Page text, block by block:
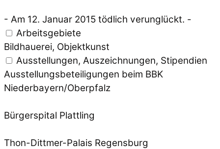
- Am 12. Januar 2015 tödlich verunglückt. -
Arbeitsgebiete
Bildhauerei, Objektkunst
Ausstellungen, Auszeichnungen, Stipendien
Ausstellungsbeteiligungen beim BBK
Niederbayern/Oberpfalz
Bürgerspital Plattling
Thon-Dittmer-Palais Regensburg